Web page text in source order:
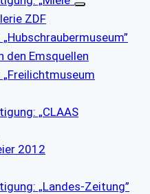
ZDF
den Emsquellen
„CLAAS
2012
„Landes-Zeitung”